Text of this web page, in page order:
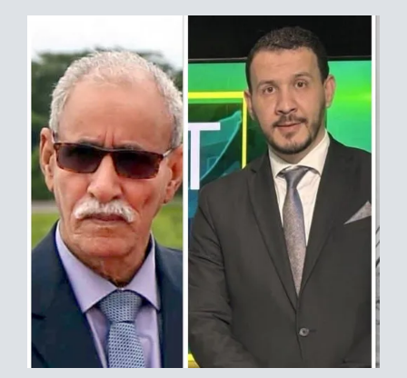
الأخبار
رياضة
اقتصاد
مقالات
موسيقى الشرق
من نحن
تواصل معنا